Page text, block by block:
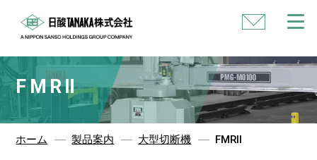
い
合
せ
FMRⅡ
ホーム 製品案内 大型切断機 FMRⅡ